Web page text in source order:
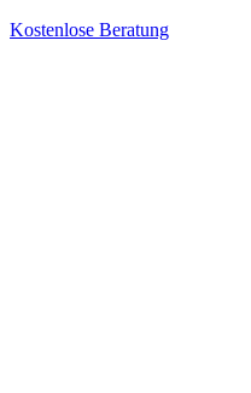
Kostenlose Beratung